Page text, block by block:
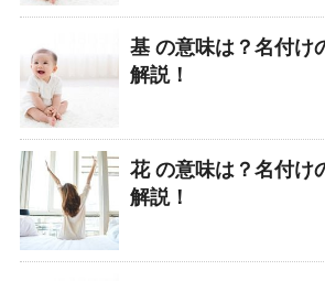
基 の意味は？名付け
解説！
花 の意味は？名付け
解説！